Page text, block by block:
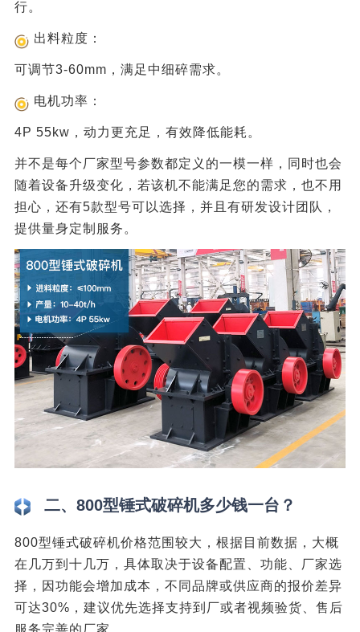
行。
出料粒度：
可调节3-60mm，满足中细碎需求。‌‌
电机功率：
4P 55kw，动力更充足，有效降低能耗。‌‌
并不是每个厂家型号参数都定义的一模一样，同时也会
随着设备升级变化，若该机不能满足您的需求，也不用
担心，还有5款型号可以选择，并且有研发设计团队，
提供量身定制服务。
二、800型锤式破碎机多少钱一台？
800型锤式破碎机价格范围较大，根据目前数据，大概
在几万到十几万，具体取决于设备配置、功能、厂家选
择，因功能会增加成本，不同品牌或供应商的报价差异
可达30%，建议优先选择支持到厂或者视频验货、售后